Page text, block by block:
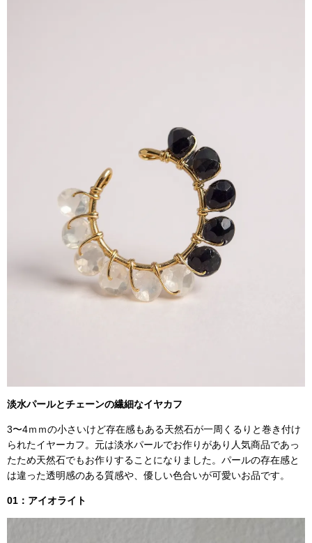
淡水パールとチェーンの繊細なイヤカフ
3〜4ｍｍの小さいけど存在感もある天然石が一周くるりと巻き付け
られたイヤーカフ。 元は淡水パールでお作りがあり人気商品であっ
たため天然石でもお作りすることになりました。 パールの存在感と
は違った透明感のある質感や、優しい色合いが可愛いお品です。
01：アイオライト